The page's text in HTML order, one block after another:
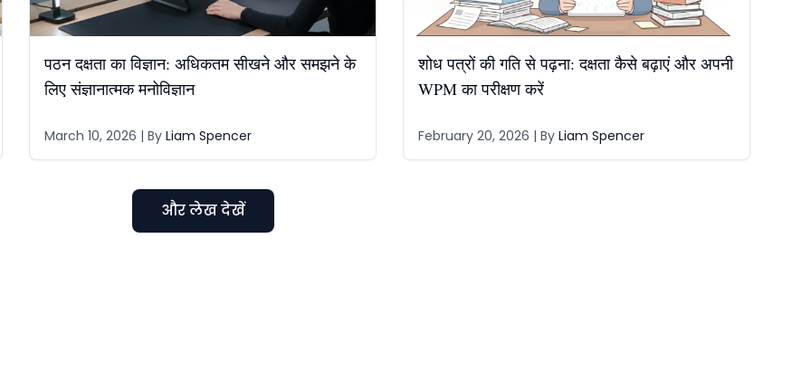
पठन दक्षता का विज्ञान: अधिकतम सीखने और समझने के
लिए संज्ञानात्मक मनोविज्ञान
March 10, 2026 | By Liam Spencer
शोध पत्रों की गति से पढ़ना: दक्षता कैसे बढ़ाएं और अपनी
WPM का परीक्षण करें
February 20, 2026 | ByLiam Spencer
और लेख देखें